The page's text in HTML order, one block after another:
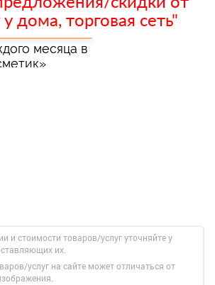
дома, торговая сеть"
месяца в
и стоимости товаров/услуг уточняйте у
их.
услуг на сайте может отличаться от